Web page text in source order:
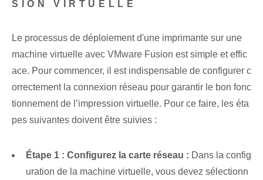
SION VIRTUELLE
Le processus de déploiement d'une imprimante sur une
machine virtuelle avec VMware Fusion est simple et effic
ace. Pour commencer, il est indispensable de configurer c
orrectement la connexion réseau pour garantir le bon fonc
tionnement de l’impression virtuelle. Pour ce faire, les éta
pes suivantes doivent être suivies :
Étape 1 : Configurez la carte réseau : Dans la config
uration de la machine virtuelle, vous devez sélectionn